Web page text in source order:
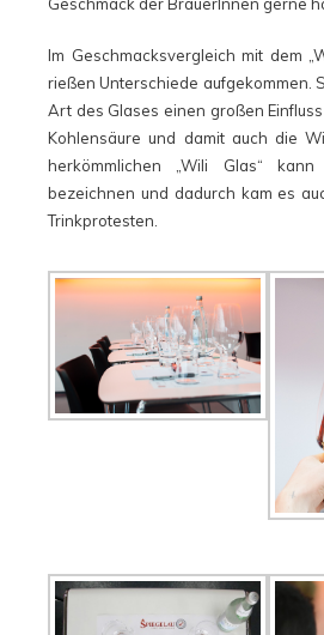
Geschmack der BrauerInnen gerne
Im Geschmacksvergleich mit dem
rießen Unterschiede aufgekommen.
Art des Glases einen großen
Kohlensäure und damit auch die
herkömmlichen „Wili Glas“
bezeichnen und dadurch kam es
Trinkprotesten.